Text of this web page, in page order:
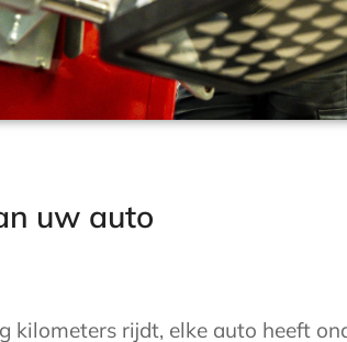
uw auto
kilometers rijdt, elke auto heeft